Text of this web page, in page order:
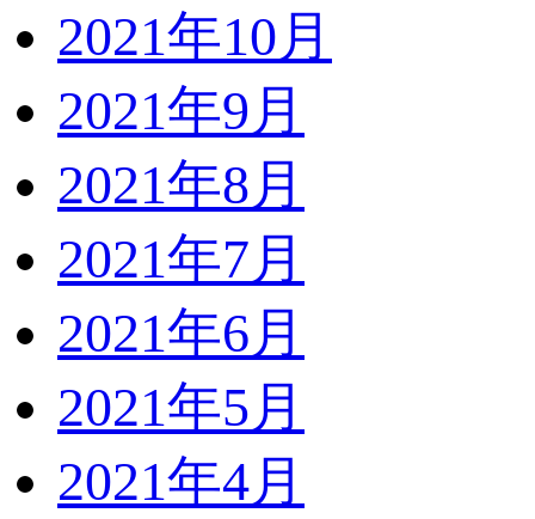
2021年10月
2021年9月
2021年8月
2021年7月
2021年6月
2021年5月
2021年4月